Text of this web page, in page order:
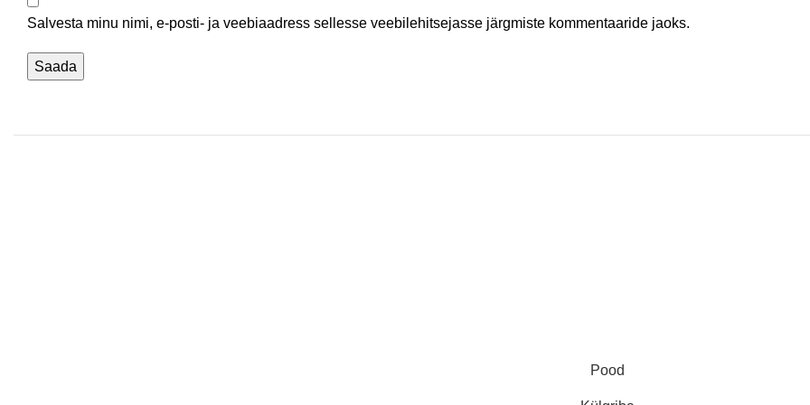
Salvesta minu nimi, e-posti- ja veebiaadress sellesse veebilehitsejasse järgmiste kommentaaride jaoks.
Pood